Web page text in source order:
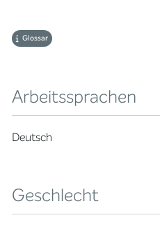
Glossar
Arbeitssprachen
Deutsch
Geschlecht